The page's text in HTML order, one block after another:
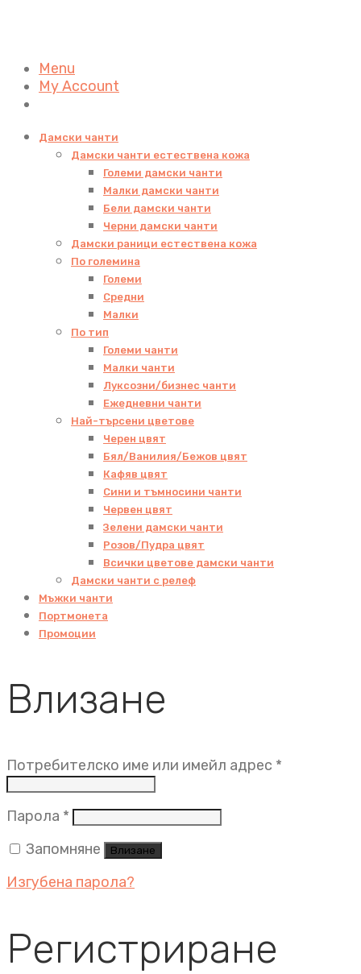
Menu
My Account
Дамски чанти
Дамски чанти естествена кожа
Големи дамски чанти
Малки дамски чанти
Бели дамски чанти
Черни дамски чанти
Дамски раници естествена кожа
По големина
Големи
Средни
Малки
По тип
Големи чанти
Малки чанти
Луксозни/бизнес чанти
Ежедневни чанти
Най-търсени цветове
Черен цвят
Бял/Ванилия/Бежов цвят
Кафяв цвят
Сини и тъмносини чанти
Червен цвят
Зелени дамски чанти
Розов/Пудра цвят
Всички цветове дамски чанти
Дамски чанти с релеф
Мъжки чанти
Портмонета
Промоции
Влизане
Потребителско име или имейл адрес *
Парола * Задължително
Запомняне
Влизане
Изгубена парола?
Регистриране